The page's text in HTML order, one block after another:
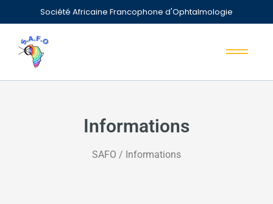
Société Africaine Francophone d'Ophtalmologie
Informations
SAFO / Informations